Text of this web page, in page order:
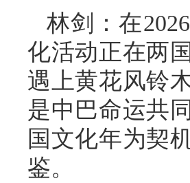
林剑：在
化活动正在两
遇上黄花风铃
是中巴命运共
国文化年为契
鉴。